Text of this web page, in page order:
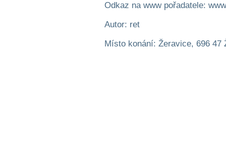
Odkaz na www pořadatele:
Autor: ret
Místo konání: Žeravice, 696 47